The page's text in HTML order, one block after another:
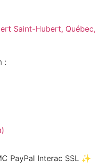
Saint-Hubert, Québec,
:
PayPal Interac SSL ✨